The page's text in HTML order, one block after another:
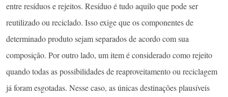
entre resíduos e rejeitos. Resíduo é tudo aquilo que pode ser
reutilizado ou reciclado. Isso exige que os componentes de
determinado produto sejam separados de acordo com sua
composição. Por outro lado, um item é considerado como rejeito
quando todas as possibilidades de reaproveitamento ou reciclagem
já foram esgotadas. Nesse caso, as únicas destinações plausíveis